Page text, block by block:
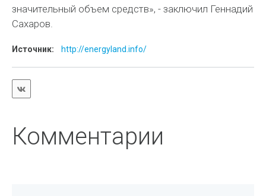
значительный объем средств», - заключил Геннадий
Сахаров.
Источник: http://energyland.info/
Комментарии